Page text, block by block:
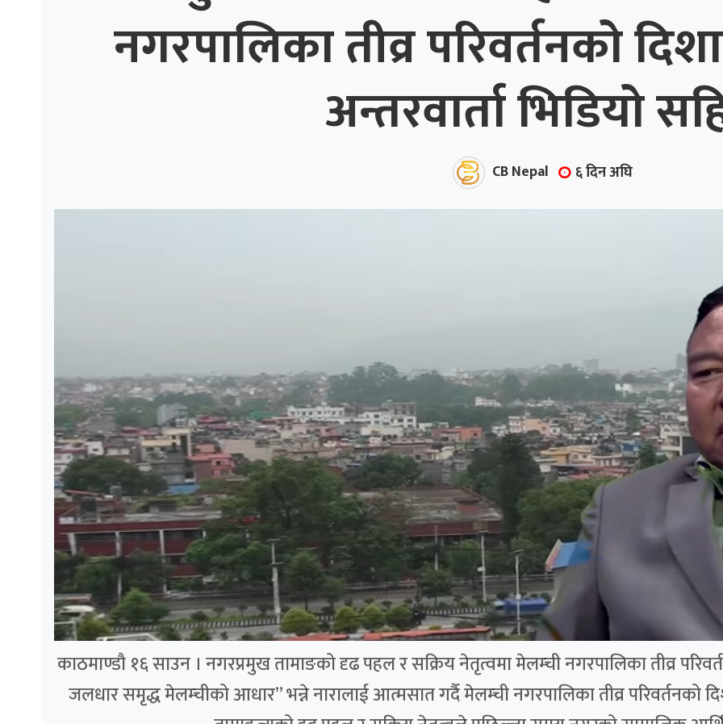
नगरपालिका तीव्र परिवर्तनको
अन्तरवार्ता भिडियो
CB Nepal ६ दिन अघि
काठमाण्डौ १६ साउन । नगरप्रमुख तामाङको दृढ पहल र सक्रिय नेतृत्वमा मेलम्ची नगरपालिका तीव्र
जलधार समृद्ध मेलम्चीको आधार” भन्ने नारालाई आत्मसात गर्दै मेलम्ची नगरपालिका तीव्र परिवर्तनको